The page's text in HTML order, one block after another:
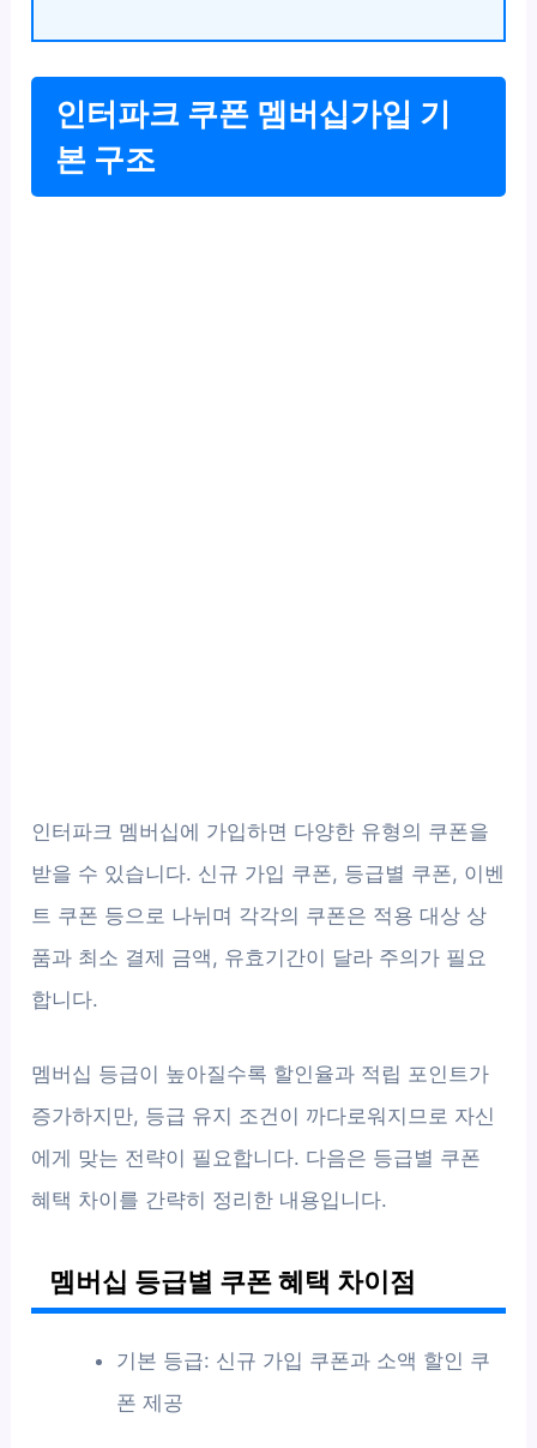
인터파크 쿠폰 멤버십가입 기
본 구조
인터파크 멤버십에 가입하면 다양한 유형의 쿠폰을
받을 수 있습니다. 신규 가입 쿠폰, 등급별 쿠폰, 이벤
트 쿠폰 등으로 나뉘며 각각의 쿠폰은 적용 대상 상
품과 최소 결제 금액, 유효기간이 달라 주의가 필요
합니다.
멤버십 등급이 높아질수록 할인율과 적립 포인트가
증가하지만, 등급 유지 조건이 까다로워지므로 자신
에게 맞는 전략이 필요합니다. 다음은 등급별 쿠폰
혜택 차이를 간략히 정리한 내용입니다.
멤버십 등급별 쿠폰 혜택 차이점
기본 등급: 신규 가입 쿠폰과 소액 할인 쿠
폰 제공